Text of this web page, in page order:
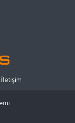
İletişim